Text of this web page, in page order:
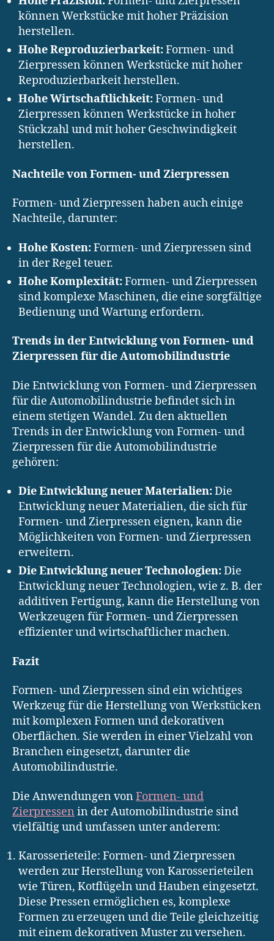
können Werkstücke mit hoher Präzision
herstellen.
Hohe Reproduzierbarkeit:Formen- und
Zierpressen können Werkstücke mit hoher
Reproduzierbarkeit herstellen.
Hohe Wirtschaftlichkeit:Formen- und
Zierpressen können Werkstücke in hoher
Stückzahl und mit hoher Geschwindigkeit
herstellen.
Nachteile von Formen- und Zierpressen
Formen- und Zierpressen haben auch einige
Nachteile, darunter:
Hohe Kosten:Formen- und Zierpressen sind
in der Regel teuer.
Hohe Komplexität:Formen- und Zierpressen
sind komplexe Maschinen, die eine sorgfältige
Bedienung und Wartung erfordern.
Trends in der Entwicklung von Formen- und
Zierpressen für die Automobilindustrie
Die Entwicklung von Formen- und Zierpressen
für die Automobilindustrie befindet sich in
einem stetigen Wandel. Zu den aktuellen
Trends in der Entwicklung von Formen- und
Zierpressen für die Automobilindustrie
gehören:
Die Entwicklung neuer Materialien:Die
Entwicklung neuer Materialien, die sich für
Formen- und Zierpressen eignen, kann die
Möglichkeiten von Formen- und Zierpressen
erweitern.
Die Entwicklung neuer Technologien:Die
Entwicklung neuer Technologien, wie z. B. der
additiven Fertigung, kann die Herstellung von
Werkzeugen für Formen- und Zierpressen
effizienter und wirtschaftlicher machen.
Fazit
Formen- und Zierpressen sind ein wichtiges
Werkzeug für die Herstellung von Werkstücken
mit komplexen Formen und dekorativen
Oberflächen. Sie werden in einer Vielzahl von
Branchen eingesetzt, darunter die
Automobilindustrie.
Die Anwendungen vonFormen- und
Zierpressen in der Automobilindustrie sind
vielfältig und umfassen unter anderem:
Karosserieteile: Formen- und Zierpressen
werden zur Herstellung von Karosserieteilen
wie Türen, Kotflügeln und Hauben eingesetzt.
Diese Pressen ermöglichen es, komplexe
Formen zu erzeugen und die Teile gleichzeitig
mit einem dekorativen Muster zu versehen.